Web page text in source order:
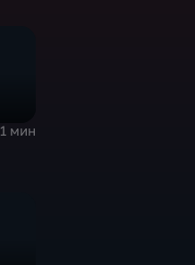
1 мин